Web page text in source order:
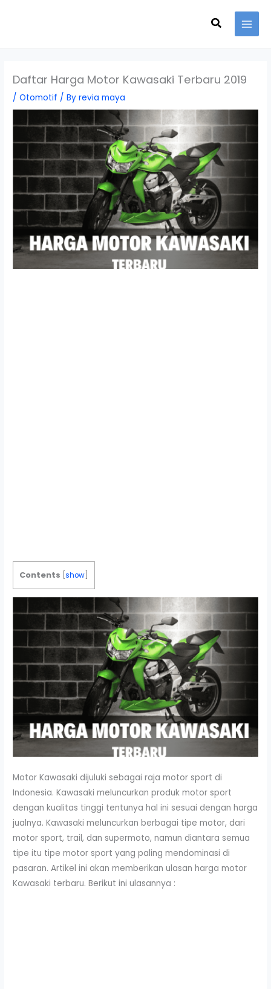
Search
Daftar Harga Motor Kawasaki Terbaru 2019
/Otomotif / Byrevia maya
Contents [show
Motor Kawasaki dijuluki sebagai raja motor sport di
Indonesia. Kawasaki meluncurkan produk motor sport
dengan kualitas tinggi tentunya hal ini sesuai dengan harga
jualnya. Kawasaki meluncurkan berbagai tipe motor, dari
motor sport, trail, dan supermoto, namun diantara semua
tipe itu tipe motor sport yang paling mendominasi di
pasaran. Artikel ini akan memberikan ulasan harga motor
Kawasaki terbaru. Berikut ini ulasannya :